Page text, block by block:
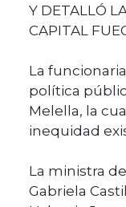
Y DETALLÓ
CAPITAL
La
política
Melella, la
inequidad
La ministra
Gabriela